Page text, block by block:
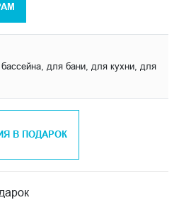
для бани, для кухни, для
В ПОДАРОК